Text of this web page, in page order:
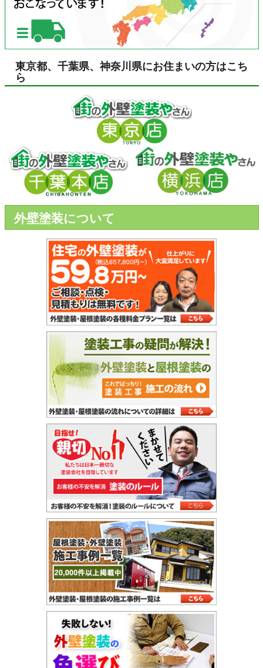
東京都、千葉県、神奈川県にお住まいの方はこち
ら
外壁塗装について